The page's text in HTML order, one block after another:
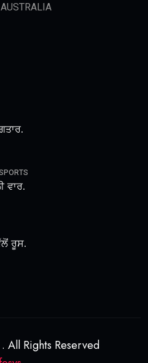
AUSTRALIA
ਵਾਰ.
ਰੂਸ.
All Rights Reserved